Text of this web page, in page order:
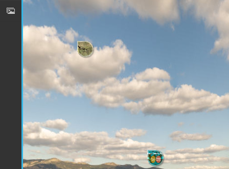
Panneau de gestion des cookies